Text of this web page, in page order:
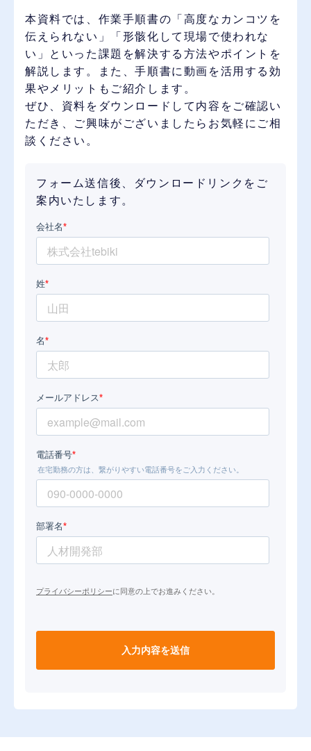
本資料では、作業手順書の「高度なカンコツを
伝えられない」「形骸化して現場で使われな
い」といった課題を解決する方法やポイントを
解説します。また、手順書に動画を活用する効
果やメリットもご紹介します。
ぜひ、資料をダウンロードして内容をご確認い
ただき、ご興味がございましたらお気軽にご相
談ください。
フォーム送信後、ダウンロードリンクをご
案内いたします。